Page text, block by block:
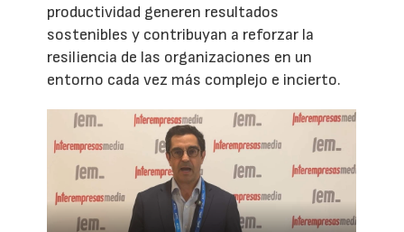
productividad generen resultados
sostenibles y contribuyan a reforzar la
resiliencia de las organizaciones en un
entorno cada vez más complejo e incierto.